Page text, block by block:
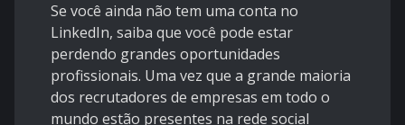
Se você ainda não tem uma conta no
LinkedIn, saiba que você pode estar
perdendo grandes oportunidades
profissionais. Uma vez que a grande maioria
dos recrutadores de empresas em todo o
mundo estão presentes na rede social